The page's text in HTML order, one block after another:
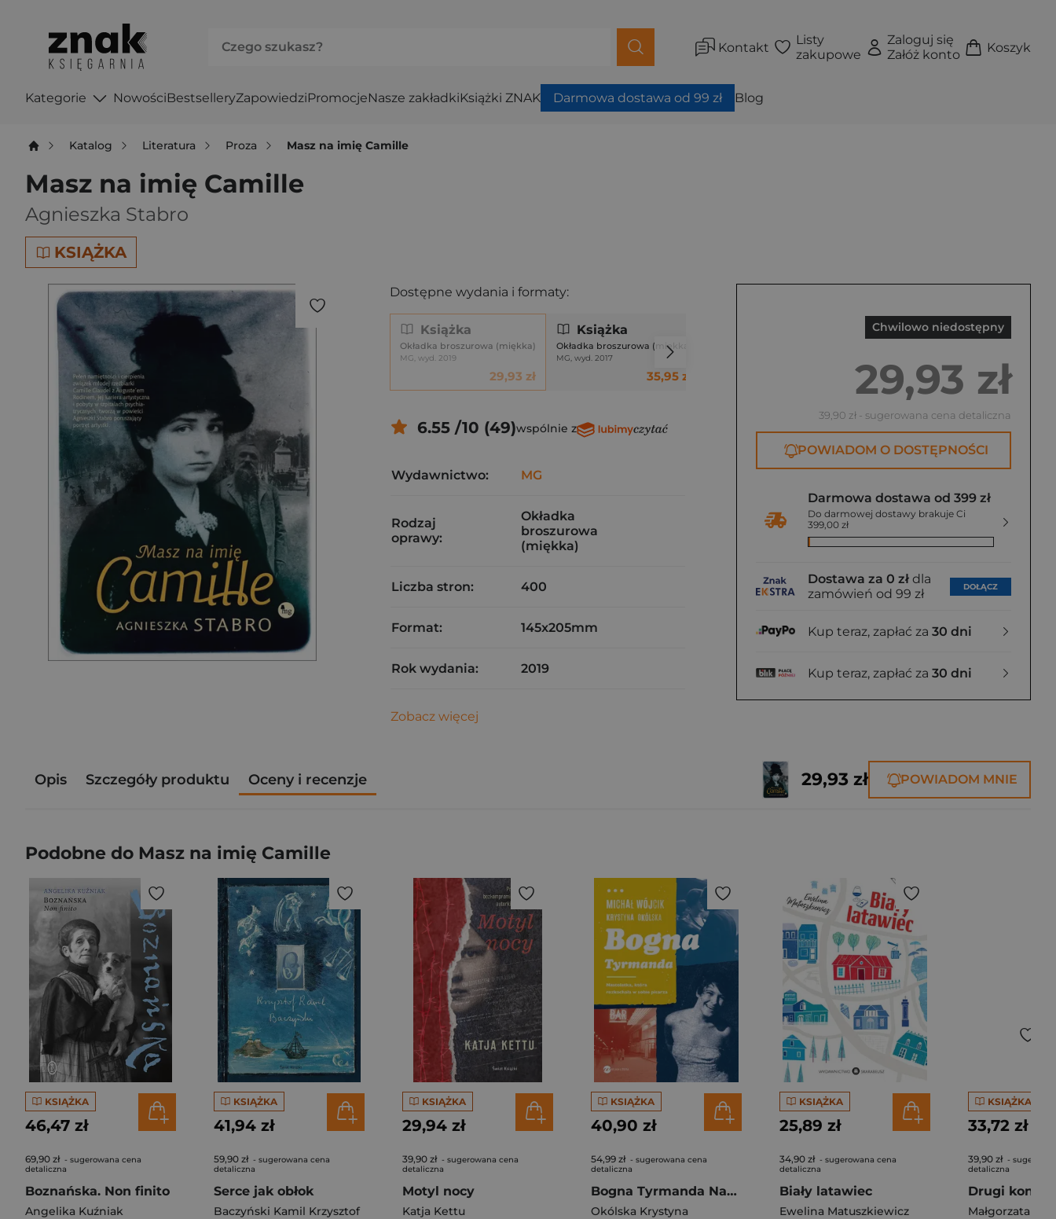
Kontakt
Listy
zakupowe
Zaloguj się
Załóż konto
Koszyk
Kategorie NowościBestselleryZapowiedziPromocjeNasze zakładkiKsiążki ZNAK Darmowa dostawa od 99 zł Blog
Katalog Literatura Proza Masz na imię Camille
Masz na imię Camille
Agnieszka Stabro
KSIĄŻKA
Chwilowo niedostępny
29,93 zł
39,90 zł - sugerowana cena detaliczna
POWIADOM O DOSTĘPNOŚCI
Darmowa dostawa od 399 zł
Do darmowej dostawy brakuje Ci
399,00 zł
Dostawa za 0 zł dla
zamówień od 99 zł
DOŁĄCZ
Kup teraz, zapłać za 30 dni
Kup teraz, zapłać za 30 dni
Dostępne wydania i formaty:
Książka
Okładka broszurowa (miękka)
MG, wyd. 2019
29,93 zł
Książka
Okładka broszurowa (miękka)
MG, wyd. 2017
35,95 zł
6.55 /10 (49)wspólnie z
Wydawnictwo: MG
Rodzaj
oprawy:
Okładka
broszurowa
(miękka)
Liczba stron: 400
Format: 145x205mm
Rok wydania: 2019
Zobacz więcej
Opis Szczegóły produktu Oceny i recenzje 29,93 zł POWIADOM MNIE
Podobne do Masz na imię Camille
KSIĄŻKA
46,47 zł
69,90 zł - sugerowana cena
detaliczna
Boznańska. Non finito
Angelika Kuźniak
KSIĄŻKA
41,94 zł
59,90 zł - sugerowana cena
detaliczna
Serce jak obłok
Baczyński Kamil Krzysztof
KSIĄŻKA
29,94 zł
39,90 zł - sugerowana cena
detaliczna
Motyl nocy
Katja Kettu
KSIĄŻKA
40,90 zł
54,99 zł - sugerowana cena
detaliczna
Bogna Tyrmanda Nastolatka, która rozkochała w sobie pisarza
Okólska Krystyna
KSIĄŻKA
25,89 zł
34,90 zł - sugerowana cena
detaliczna
Biały latawiec
Ewelina Matuszkiewicz
KSIĄŻKA
33,72 zł
39,90 zł -
detaliczna
Drugi